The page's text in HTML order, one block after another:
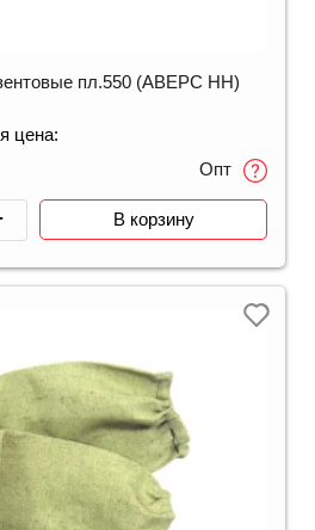
пл.550 (АВЕРС НН)
цена:
Опт
В корзину